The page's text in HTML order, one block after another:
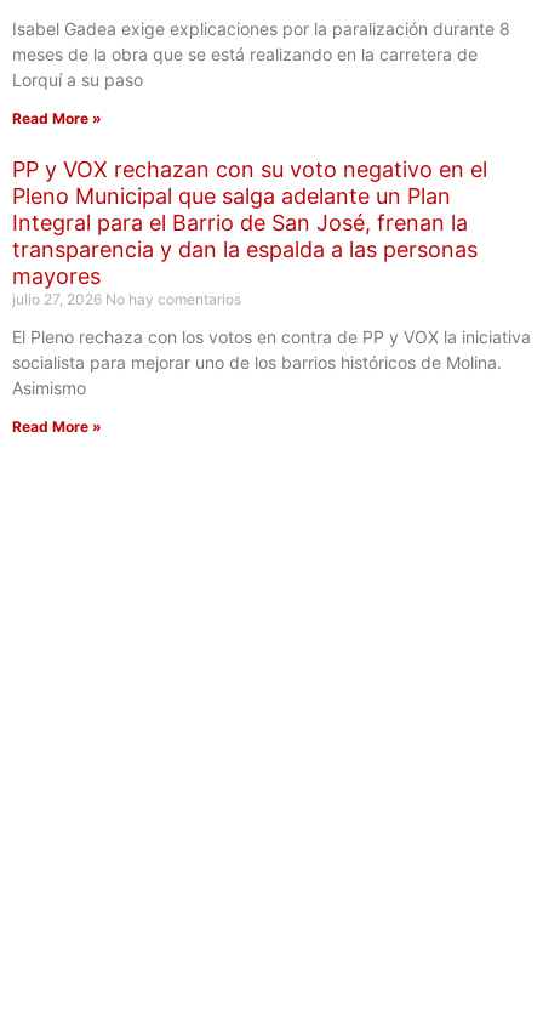
Isabel Gadea exige explicaciones por la paralización durante 8
meses de la obra que se está realizando en la carretera de
Lorquí a su paso
Read More »
PP y VOX rechazan con su voto negativo en el
Pleno Municipal que salga adelante un Plan
Integral para el Barrio de San José, frenan la
transparencia y dan la espalda a las personas
mayores
julio 27, 2026 No hay comentarios
El Pleno rechaza con los votos en contra de PP y VOX la iniciativa
socialista para mejorar uno de los barrios históricos de Molina.
Asimismo
Read More »